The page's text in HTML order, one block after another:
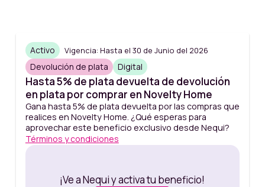
Activo Vigencia: Hasta el 30 de Junio del 2026
Devolución de plata Digital
Hasta 5% de plata devuelta de devolución
en plata por comprar en Novelty Home
Gana hasta 5% de plata devuelta por las compras que
realices en Novelty Home. ¿Qué esperas para
aprovechar este beneficio exclusivo desde Nequi?
Términos y condiciones
¡Ve a Nequi y activa tu beneficio!